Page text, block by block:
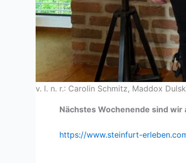
v. l. n. r.: Carolin Schmitz, Maddox
Nächstes Wochenende sind
https://www.steinfurt-